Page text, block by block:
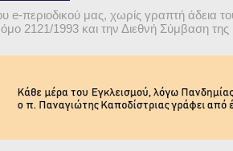
περιοδικού μας, χωρίς γραπτή άδεια
2121/1993 και την Διεθνή Σύμβαση